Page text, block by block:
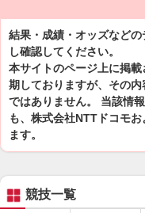
結果・成績・オッズなど
し確認してください。
本サイトのページ上に掲
期しておりますが、その
ではありません。 当該情
も、株式会社NTTドコモ
ます。
競技一覧